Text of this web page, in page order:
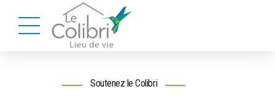
Soutenez le Colibri